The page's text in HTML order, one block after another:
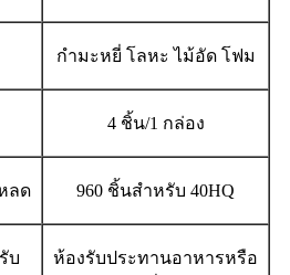
กำมะหยี่ โลหะ ไม้อัด โฟม
4 ชิ้น/1 กล่อง
ลด 960 ชิ้นสำหรับ 40HQ
บ
ห้องรับประทานอาหารหรือ